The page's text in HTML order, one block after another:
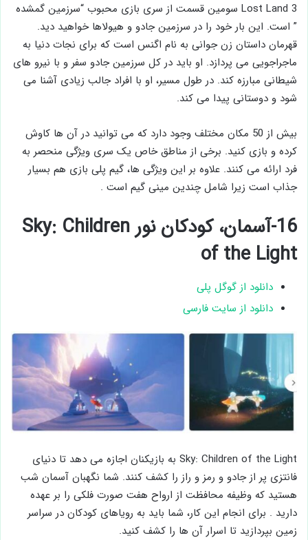
Lost Land 3 سومین قسمت از سری بازی محبوب “سرزمین گمشده
” است. این بار خود را در سرزمین جادو و هیولاها خواهید دید.
قهرمان داستان زن جوانی به نام اگنس است که برای نجات دنیا به
ماجراجویی می پردازد. او باید در کل سرزمین جادو سفر و با نیرو های
شیطانی مبارزه کند. در طول مسیر، او با افراد جالب زیادی آشنا می
شود و دوستانی پیدا می کند.
بیش از 50 مکان مختلف وجود دارد که می توانید در آن ها کاوش
کرده و بازی کنید. برخی از مناطق خاص یک سری ویژگی منحصر به
فرد ارائه می کنند. علاوه بر این ویژگی ها، گیم پلی بازی هم بسیار
جذاب است زیرا شامل چندین مینی گیم است .
16-آسمان، کودکان نور Sky: Children
of the Light
دانلود از گوگل پلی
دانلود از سایت فارسی
Sky: Children of the Light به بازیکنان اجازه می دهد تا دنیای
فانتزی پر از جادو و رمز و راز را کشف کنند. شما نگهبان آسمان شب
هستید که وظیفه محافظت از ارواح هفت صورت فلکی را بر عهده
دارید . برای انجام این کار، شما باید به رویاهای کودکان در سراسر
زمین بپردازید تا اسرار آن ها را کشف کنید.